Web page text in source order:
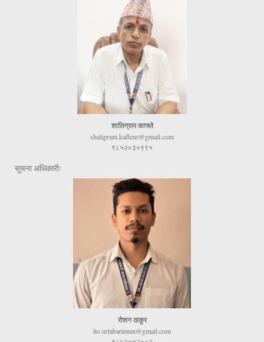
शालिग्राम काफ्ले
shaligram.kafleur@gmail.com
९८५२०३०९९५
सूचना अधिकारीः
रोशन ठाकुर
ito.urlabarimun@gmail.com